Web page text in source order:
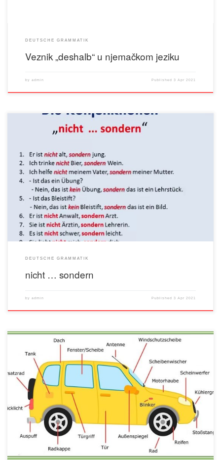
DEUTSCHE GRAMMATIK
Veznik „deshalb“ u njemačkom jeziku
by admin Published3 Apr 2021
DEUTSCHE GRAMMATIK
nicht … sondern
by admin Published3 Apr 2021